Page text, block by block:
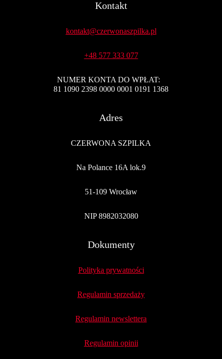
Kontakt
kontakt@czerwonaszpilka.pl
+48 577 333 077
NUMER KONTA DO WPŁAT:
81 1090 2398 0000 0001 0191 1368
Adres
CZERWONA SZPILKA
Na Polance 16A lok.9
51-109 Wrocław
NIP 8982032080
Dokumenty
Polityka prywatności
Regulamin sprzedaży
Regulamin newslettera
Regulamin opinii